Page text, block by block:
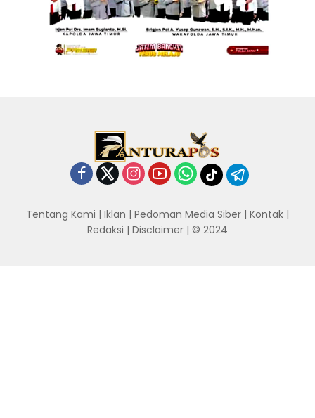
Tentang Kami | Iklan | Pedoman Media Siber | Kontak |
Redaksi | Disclaimer | © 2024